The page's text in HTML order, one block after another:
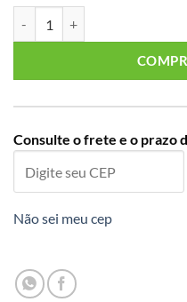
Consulte o frete e o prazo
Não sei meu cep